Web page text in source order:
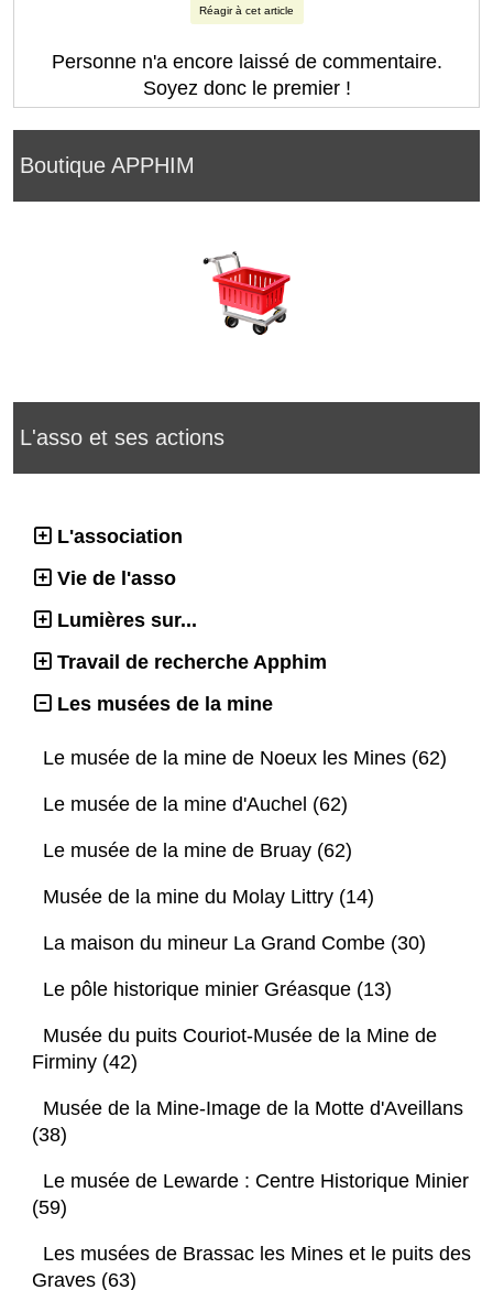
Boutique APPHIM
L'asso et ses actions
L'association
Vie de l'asso
Lumières sur...
Travail de recherche Apphim
Les musées de la mine
Le musée de la mine de Noeux les Mines (62)
Le musée de la mine d'Auchel (62)
Le musée de la mine de Bruay (62)
Musée de la mine du Molay Littry (14)
La maison du mineur La Grand Combe (30)
Le pôle historique minier Gréasque (13)
Musée du puits Couriot-Musée de la Mine de
Firminy (42)
Musée de la Mine-Image de la Motte d'Aveillans
(38)
Le musée de Lewarde : Centre Historique Minier
(59)
Les musées de Brassac les Mines et le puits des
Graves (63)
Réagir à cet article
Personne n'a encore laissé de commentaire.
Soyez donc le premier !